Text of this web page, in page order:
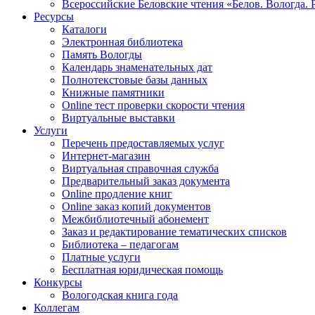
Всероссийские Беловские чтения «Белов. Вологда.
Ресурсы
Каталоги
Электронная библиотека
Память Вологды
Календарь знаменательных дат
Полнотекстовые базы данных
Книжные памятники
Online тест проверки скорости чтения
Виртуальные выставки
Услуги
Перечень предоставляемых услуг
Интернет-магазин
Виртуальная справочная служба
Предварительный заказ документа
Online продление книг
Online заказ копий документов
Межбиблиотечный абонемент
Заказ и редактирование тематических списков
Библиотека – педагогам
Платные услуги
Бесплатная юридическая помощь
Конкурсы
Вологодская книга года
Коллегам